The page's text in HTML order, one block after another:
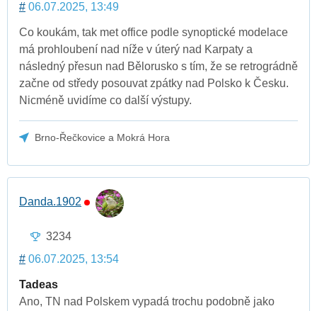
# 06.07.2025, 13:49
Co koukám, tak met office podle synoptické modelace
má prohloubení nad níže v úterý nad Karpaty a
následný přesun nad Bělorusko s tím, že se retrográdně
začne od středy posouvat zpátky nad Polsko k Česku.
Nicméně uvidíme co další výstupy.
Brno-Řečkovice a Mokrá Hora
Danda.1902
3234
# 06.07.2025, 13:54
Tadeas
Ano, TN nad Polskem vypadá trochu podobně jako